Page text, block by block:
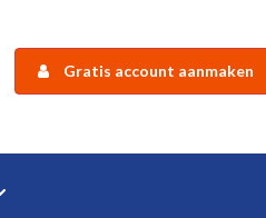
Gratis account aanmaken